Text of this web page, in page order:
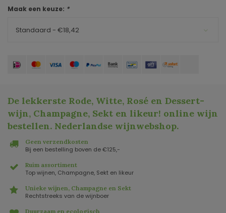
Maak een keuze: *
Standaard - €18,42
De lekkerste Rode, Witte, Rosé en Dessert-
wijn, Champagne, Sekt en likeur! online wijn
bestellen. Nederlandse wijnwebshop.
Geen verzendkosten
Bij een bestelling boven de €125,-
Ruim assortiment
Top wijnen, Champagne, Sekt en likeur
Unieke wijnen, Champagne en Sekt
Rechtstreeks van de wijnboer
Duurzaam en ecologisch